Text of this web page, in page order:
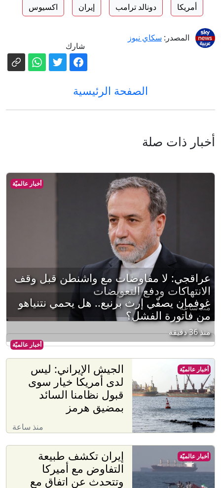
أمريكا دونالد ترامب إيران اكسيوس
المصدر: سكاي نيوز
شارك
الصفحة الرئيسية
أخبار ذات صلة
أخبار عالميّة
عراقجي: لا مفاوضات مع واشنطن قبل وقف
الانتهاكات ودفع التعويضات
منذ ساعة
أخبار عالميّة
غوفمان يصفّي إرث برنيع.. هل يحمي نتنياهو
من فاتورة الفشل؟
منذ 36 دقيقة
الجيش الإيراني: ليس
لدى أمريكا خيار سوى
قبول نظامنا السائد
بمضيق هرمز
منذ ساعة
أخبار عالميّة
إيران تكشف طبيعة
التفاوض مع أميركا
وتتحدث عن اتفاق مع
أخبار عالميّة